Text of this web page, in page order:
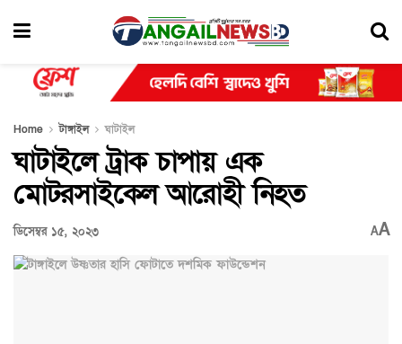
Home টাঙ্গাইল ঘাটাইল
ঘাটাইলে ট্রাক চাপায় এক
মোটরসাইকেল আরোহী নিহত
ডিসেম্বর ১৫, ২০২৩ AA